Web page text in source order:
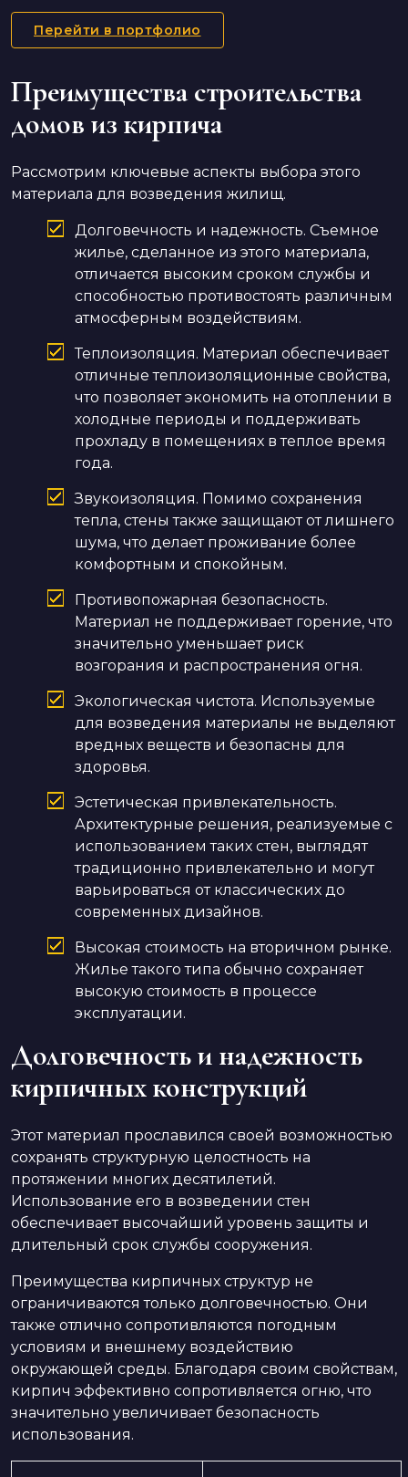
Перейти в портфолио
Преимущества строительства
домов из кирпича
Рассмотрим ключевые аспекты выбора этого
материала для возведения жилищ.
Долговечность и надежность. Съемное
жилье, сделанное из этого материала,
отличается высоким сроком службы и
способностью противостоять различным
атмосферным воздействиям.
Теплоизоляция. Материал обеспечивает
отличные теплоизоляционные свойства,
что позволяет экономить на отоплении в
холодные периоды и поддерживать
прохладу в помещениях в теплое время
года.
Звукоизоляция. Помимо сохранения
тепла, стены также защищают от лишнего
шума, что делает проживание более
комфортным и спокойным.
Противопожарная безопасность.
Материал не поддерживает горение, что
значительно уменьшает риск
возгорания и распространения огня.
Экологическая чистота. Используемые
для возведения материалы не выделяют
вредных веществ и безопасны для
здоровья.
Эстетическая привлекательность.
Архитектурные решения, реализуемые с
использованием таких стен, выглядят
традиционно привлекательно и могут
варьироваться от классических до
современных дизайнов.
Высокая стоимость на вторичном рынке.
Жилье такого типа обычно сохраняет
высокую стоимость в процессе
эксплуатации.
Долговечность и надежность
кирпичных конструкций
Этот материал прославился своей возможностью
сохранять структурную целостность на
протяжении многих десятилетий.
Использование его в возведении стен
обеспечивает высочайший уровень защиты и
длительный срок службы сооружения.
Преимущества кирпичных структур не
ограничиваются только долговечностью. Они
также отлично сопротивляются погодным
условиям и внешнему воздействию
окружающей среды. Благодаря своим свойствам,
кирпич эффективно сопротивляется огню, что
значительно увеличивает безопасность
использования.